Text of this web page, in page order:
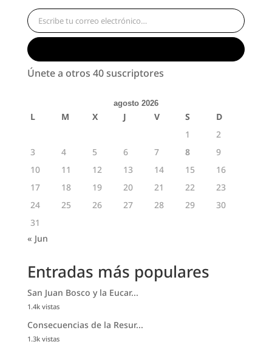
Escribe tu correo electrónico…
Únete a otros 40 suscriptores
agosto 2026
L M X J V S
D
1
2
3
4 5 6 7 8
9
10
11 12 13 14 15
16
17
18 19 20 21 22
23
24
25 26 27 28 29
30
31
« Jun
Entradas más populares
San Juan Bosco y la Eucar...
1.4k vistas
Consecuencias de la Resur...
1.3k vistas